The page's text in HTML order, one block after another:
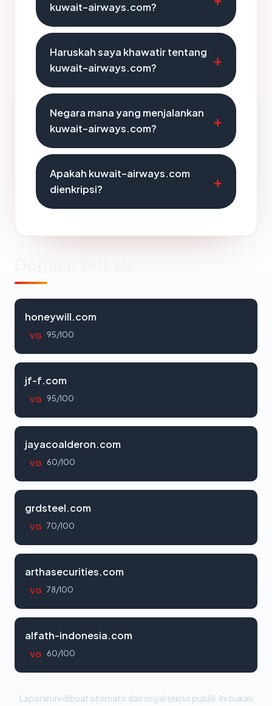
kuwait-airways.com?
Haruskah saya khawatir tentang
kuwait-airways.com?
Negara mana yang menjalankan
kuwait-airways.com?
Apakah kuwait-airways.com
dienkripsi?
honeywill.com
VG 95/100
jf-f.com
VG 95/100
jayacoalderon.com
VG 60/100
grdsteel.com
VG 70/100
arthasecurities.com
VG 78/100
alfath-indonesia.com
VG 60/100
Laporan ini dibuat otomatis dari sinyal teknis publik. Ini bukan